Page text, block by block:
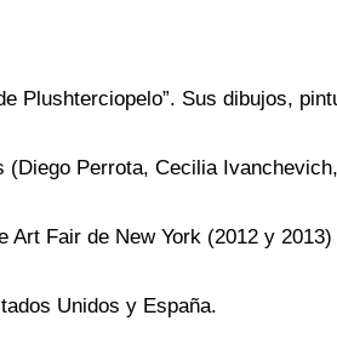
Plushterciopelo”. Sus dibujos,
Perrota, Cecilia
Fair de New York (2012 y
Unidos y España.